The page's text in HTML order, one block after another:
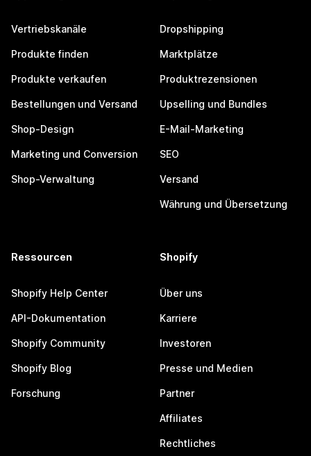
Vertriebskanäle
Produkte finden
Produkte verkaufen
Bestellungen und Versand
Shop-Design
Marketing und Conversion
Shop-Verwaltung
Dropshipping
Marktplätze
Produktrezensionen
Upselling und Bundles
E-Mail-Marketing
SEO
Versand
Währung und Übersetzung
Ressourcen
Shopify Help Center
API-Dokumentation
Shopify Community
Shopify Blog
Forschung
Shopify
Über uns
Karriere
Investoren
Presse und Medien
Partner
Affiliates
Rechtliches